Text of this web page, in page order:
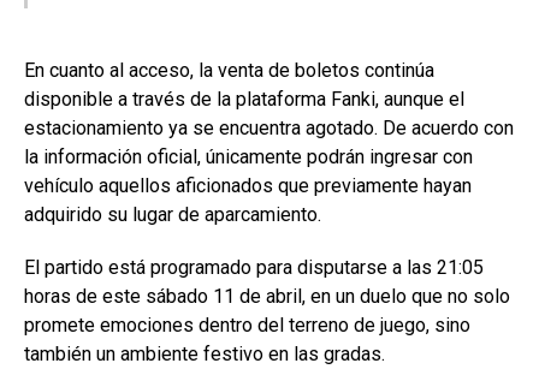
En cuanto al acceso, la venta de boletos continúa
disponible a través de la plataforma Fanki, aunque el
estacionamiento ya se encuentra agotado. De acuerdo con
la información oficial, únicamente podrán ingresar con
vehículo aquellos aficionados que previamente hayan
adquirido su lugar de aparcamiento.
El partido está programado para disputarse a las 21:05
horas de este sábado 11 de abril, en un duelo que no solo
promete emociones dentro del terreno de juego, sino
también un ambiente festivo en las gradas.